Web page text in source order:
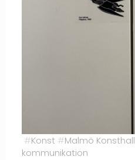
#Konst #Malmö Konsthall
kommunikation